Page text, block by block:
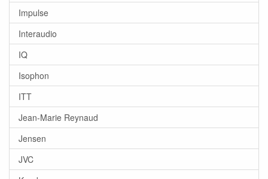
Impulse
Interaudio
IQ
Isophon
ITT
Jean-Marie Reynaud
Jensen
JVC